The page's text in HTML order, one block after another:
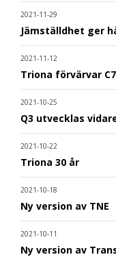
2021-11-29
Jämställdhet ger
2021-11-12
Triona förvärvar
2021-10-25
Q3 utvecklas
2021-10-22
Triona 30 år
2021-10-18
Ny version av TNE
2021-10-11
Ny version av